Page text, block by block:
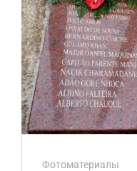
Ссылки
Фотоматериалы